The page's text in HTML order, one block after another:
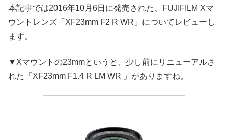
本記事では2016年10月6日に発売された、FUJIFILM Xマ
ウントレンズ「XF23mm F2 R WR」についてレビューし
ます。
▼Xマウントの23mmというと、少し前にリニューアルさ
れた「XF23mm F1.4 R LM WR 」がありますね。